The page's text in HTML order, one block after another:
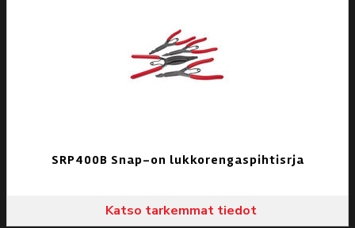
SRP400B Snap-on lukkorengaspihtisrja
Katso tarkemmat tiedot